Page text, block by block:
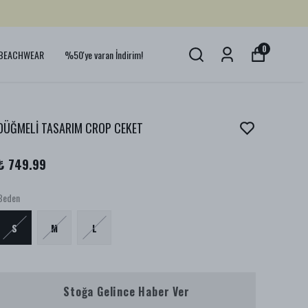
%50'ye varan İndirim! 0
TASARIM CROP CEKET
749.99
S M L
Stoğa Gelince Haber Ver